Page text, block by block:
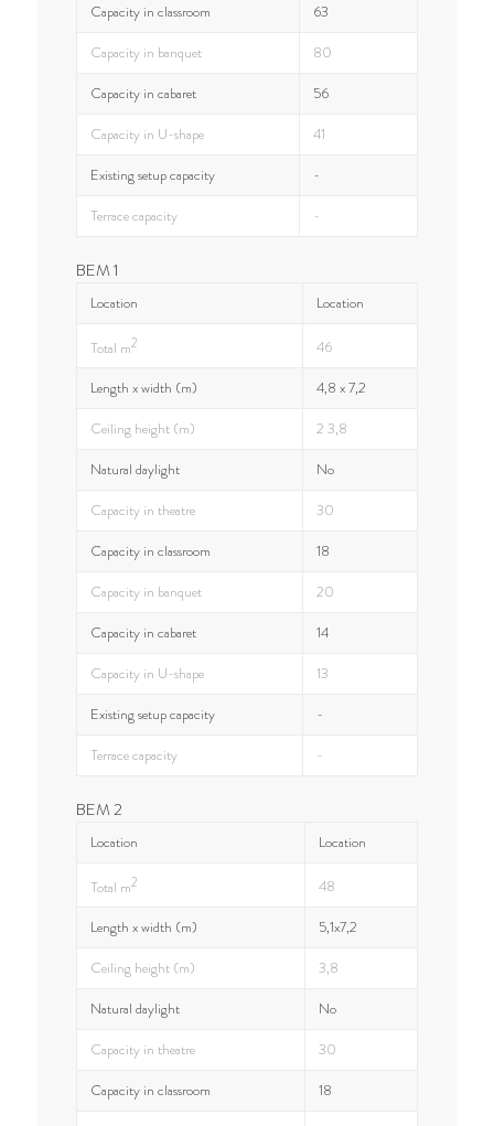
Capacity in classroom
63
Capacity in banquet
80
Capacity in cabaret
56
Capacity in U-shape
41
Existing setup capacity
-
Terrace capacity
-
BEM 1
Location Location
Total m2
46
Length x width (m)
4,8 x 7,2
Ceiling height (m)
2 3,8
Natural daylight
No
Capacity in theatre
30
Capacity in classroom
18
Capacity in banquet
20
Capacity in cabaret
14
Capacity in U-shape
13
Existing setup capacity
-
Terrace capacity
-
BEM 2
Location Location
Total m2
48
Length x width (m)
5,1x7,2
Ceiling height (m)
3,8
Natural daylight
No
Capacity in theatre
30
Capacity in classroom
18